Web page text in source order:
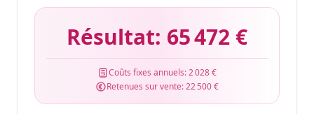
Résultat: 65 472 €
Coûts fixes annuels:2 028 €
Retenues sur vente:22 500 €